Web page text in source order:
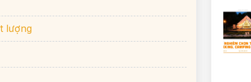
lượng